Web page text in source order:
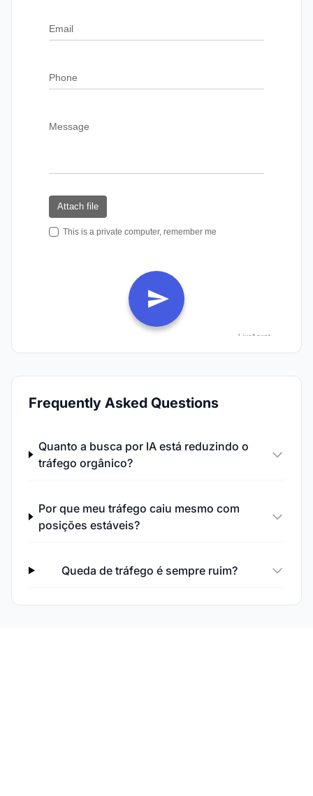
Frequently Asked Questions
Quanto a busca por IA está reduzindo o
tráfego orgânico?
Por que meu tráfego caiu mesmo com
posições estáveis?
Queda de tráfego é sempre ruim?